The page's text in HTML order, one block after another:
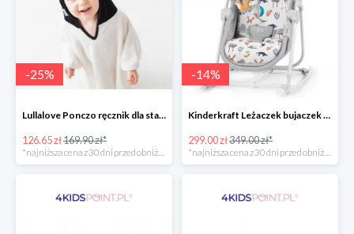
-25%
Lullalove Ponczo ręcznik dla starszych dzieci MRB
126.65 zł169.90 zł*
*najniższa cena z 30 dni przed obniżką
-14%
Kinderkraft Leżaczek bujaczek krzesełko Unimo Forest Yellow 5w1
299.00 zł349.00 zł*
*najniższa cena z 30 dni przed obniżką